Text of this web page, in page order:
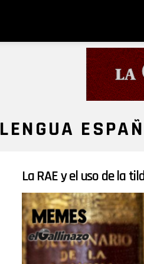
LENGUA
ÚLTIMAS
HISTORIAS
La RAE y el uso de la